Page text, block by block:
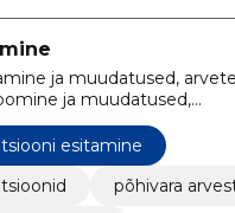
ja muudatused, arvete
ja muudatused,
planeerimine,
abi, töötajate
koostamine,
esitamine
esitamine
põhivara